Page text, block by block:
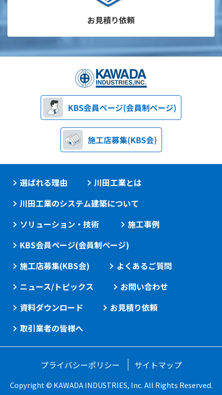
お見積り依頼
選ばれる理由
川田工業とは
川田工業のシステム建築について
ソリューション・技術
施工事例
KBS会員ページ(会員制ページ)
施工店募集(KBS会)
よくあるご質問
ニュース/トピックス
お問い合わせ
資料ダウンロード
お見積り依頼
取引業者の皆様へ
プライバシーポリシー サイトマップ
Copyright © KAWADA INDUSTRIES, Inc. All Rights Reserved.